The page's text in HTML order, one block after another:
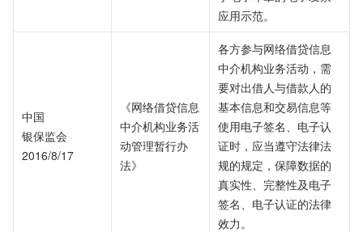
应用示范。
中国
银保监会
2016/8/17
《网络借贷信息
中介机构业务活
动管理暂行办
法》
各方参与网络借贷信息
中介机构业务活动，需
要对出借人与借款人的
基本信息和交易信息等
使用电子签名、电子认
证时，应当遵守法律法
规的规定，保障数据的
真实性、完整性及电子
签名、电子认证的法律
效力。